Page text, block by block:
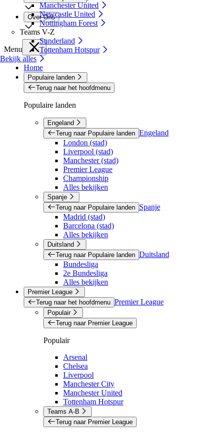
Manchester United
Newcastle United
Nottingham Forest
Teams V-Z
Sunderland
Tottenham Hotspur
Bekijk alles
Over Ons
Menu
Home
Populaire landen
Terug naar het hoofdmenu
Populaire landen
Engeland
Terug naar Populaire landen Engeland
London (stad)
Liverpool (stad)
Manchester (stad)
Premier League
Championship
Alles bekijken
Spanje
Terug naar Populaire landen
Spanje
Madrid (stad)
Barcelona (stad)
Alles bekijken
Duitsland
Terug naar Populaire landen Duitsland
Bundesliga
2e Bundesliga
Alles bekijken
Premier League
Terug naar het hoofdmenu Premier League
Populair
Terug naar Premier League
Populair
Arsenal
Chelsea
Liverpool
Manchester City
Manchester United
Tottenham Hotspur
Teams A-B
Terug naar Premier League